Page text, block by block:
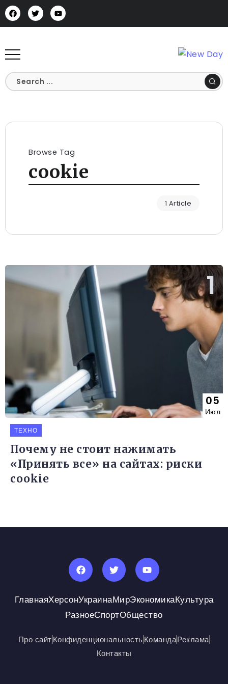
Browse Tag
cookie
1 Article
05
Июл
ТЕХНО
Почему не стоит нажимать
«Принять все» на сайтах: риски
cookie
ГлавнаяХерсонУкраинаМирЭкономикаКультура
РазноеСпортОбщество
Про сайтКонфиденциональностьКомандаРеклама
Контакты